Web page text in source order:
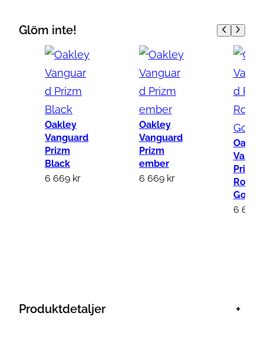
e
K
Glöm inte!
Oakley
Vanguard
Prizm
Black
6 669 kr
Oakley
Vanguard
Prizm
ember
6 669 kr
Prizm
Rose
Gold
6 669
Produktdetaljer +